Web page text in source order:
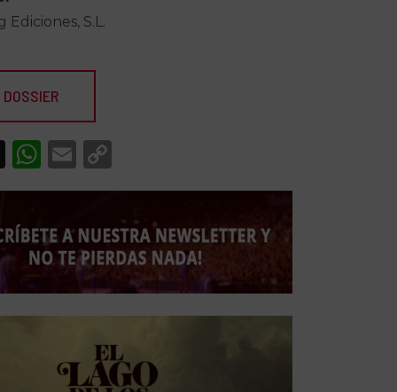
Ediciones, S.L.
X WhatsApp
Email
Link